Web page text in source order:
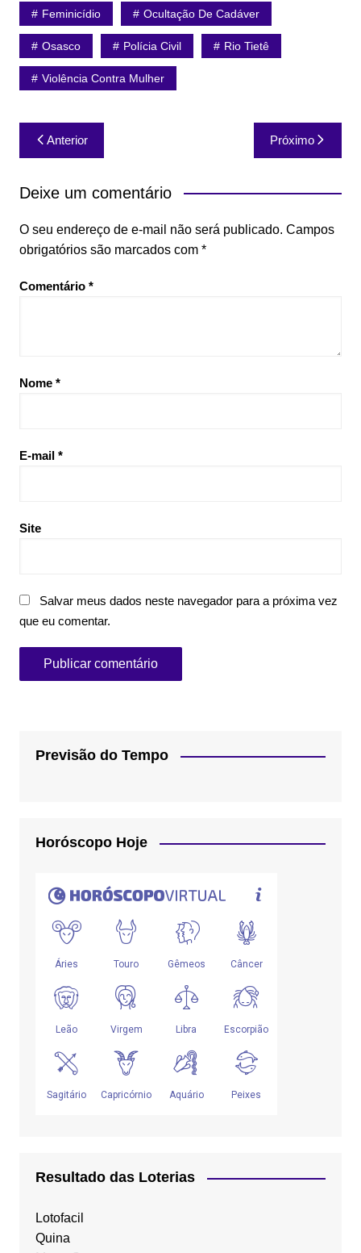
Feminicídio Ocultação De Cadáver
Osasco Polícia Civil Rio Tietê
Violência Contra Mulher
Navegação
de
Post
Anterior Próximo
Deixe um comentário
O seu endereço de e-mail não será publicado. Campos
obrigatórios são marcados com *
Comentário *
Nome *
E-mail *
Site
Salvar meus dados neste navegador para a próxima vez
que eu comentar.
Previsão do Tempo
Horóscopo Hoje
Resultado das Loterias
Lotofacil
Quina